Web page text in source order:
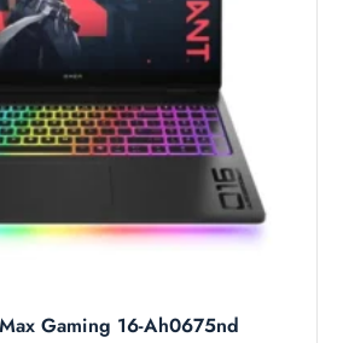
Gaming 16-Ah0675nd